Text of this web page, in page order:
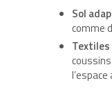
Sol
comme